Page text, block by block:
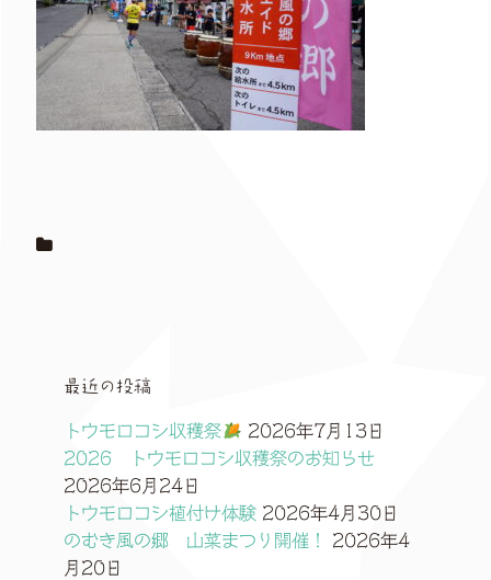
最近の投稿
トウモロコシ収穫祭
2026年7月13日
2026 トウモロコシ収穫祭のお知らせ
2026年6月24日
トウモロコシ植付け体験 2026年4月30日
のむき風の郷 山菜まつり開催！
2026年4
月20日